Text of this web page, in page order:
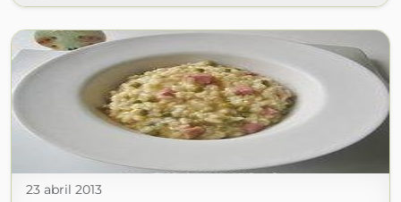
23 abril 2013